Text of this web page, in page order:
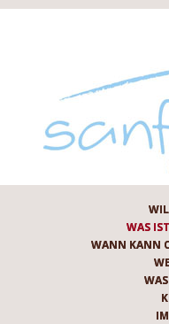
WAS
WANN KANN